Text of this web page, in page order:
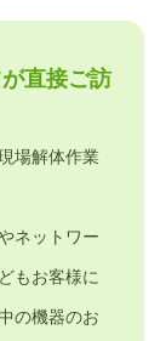
直接ご訪
場解体作業
ネットワー
もお客様に
の機器のお